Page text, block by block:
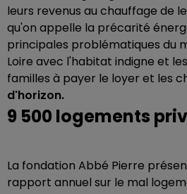
leurs revenus au chauffage de
qu'on appelle la précarité
principales problématiques du
Loire avec l'habitat indigne et
familles à payer le loyer et les
d'horizon.
9 500 logements
La fondation Abbé Pierre
rapport annuel sur le mal